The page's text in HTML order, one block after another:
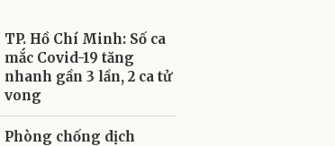
TP. Hồ Chí Minh: Số ca
mắc Covid-19 tăng
nhanh gần 3 lần, 2 ca tử
vong
Phòng chống dịch